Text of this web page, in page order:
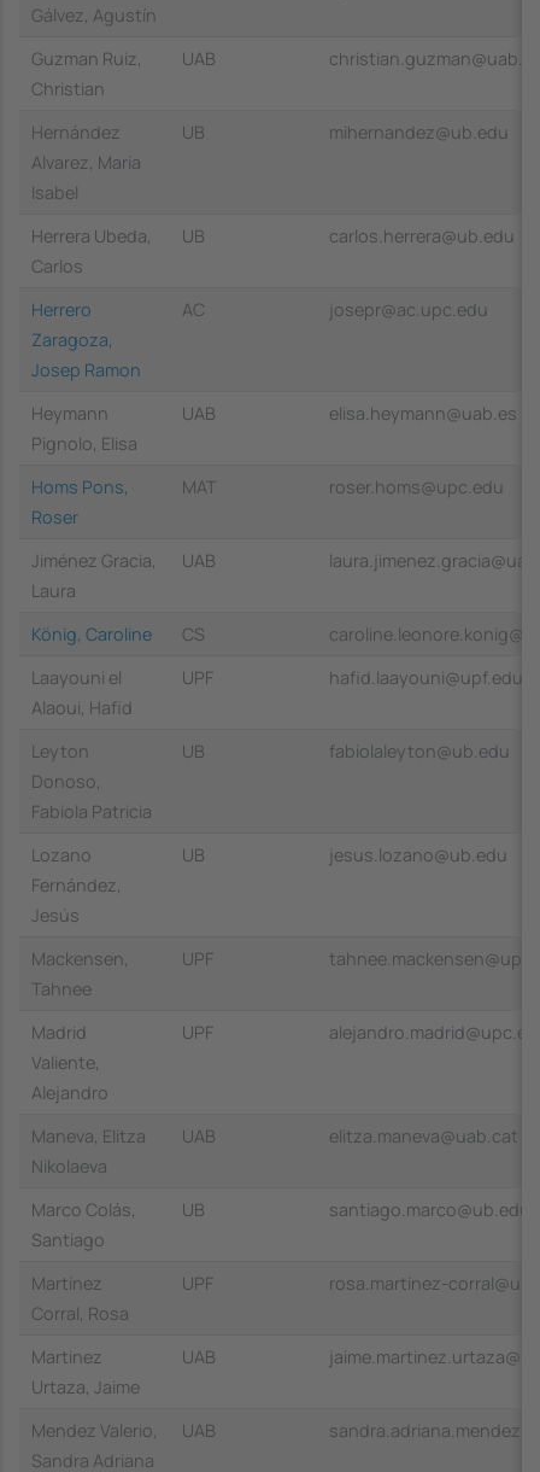
Gálvez, Agustín
Guzman Ruiz,
Christian
UAB
Hernández
Alvarez, Maria
Isabel
UB mihernandez@ub.edu
Herrera Ubeda,
Carlos
UB carlos.herrera@ub.edu
Herrero
Zaragoza,
Josep Ramon
AC josepr@ac.upc.edu
Heymann
Pignolo, Elisa
UAB elisa.heymann@uab.es
Homs Pons,
Roser
MAT roser.homs@upc.edu
Jiménez Gracia,
Laura
UAB
König, Caroline CS
Laayouni el
Alaoui, Hafid
UPF hafid.laayouni@upf.edu
Leyton
Donoso,
Fabiola Patricia
UB fabiolaleyton@ub.edu
Lozano
Fernández,
Jesús
UB jesus.lozano@ub.edu
Mackensen,
Tahnee
UPF
Madrid
Valiente,
Alejandro
UPF
Maneva, Elitza
Nikolaeva
UAB elitza.maneva@uab.cat
Marco Colás,
Santiago
UB santiago.marco@ub.edu
Martínez
Corral, Rosa
UPF rosa.martinez-
Martinez
Urtaza, Jaime
UAB
Mendez Valerio,
Sandra Adriana
UAB